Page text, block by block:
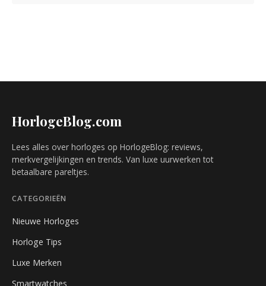
HorlogeBlog.com
Lees alles over horloges op HorlogeBlog: reviews,
merkvergelijkingen en trends. Van luxe uurwerken tot
betaalbare pareltjes.
CATEGORIEËN
Nieuwe Horloges
Horloge Tips
Luxe Merken
Smartwatches